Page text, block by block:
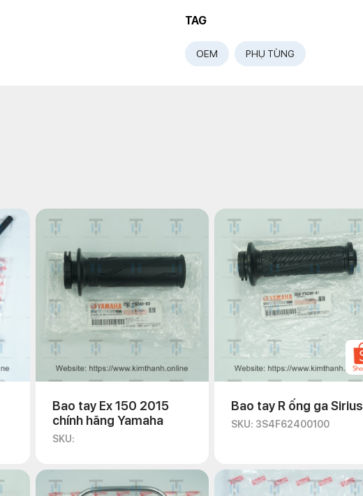
TAG
OEM PHỤ TÙNG
Bao tay Ex 150 2015
chính hãng Yamaha
SKU:
Bao tay R ống ga Sirius
SKU: 3S4F62400100